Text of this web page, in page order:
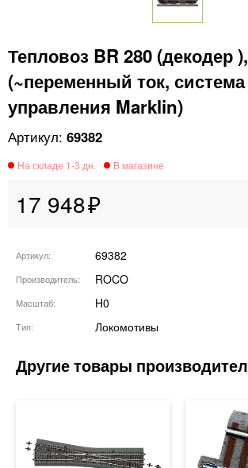
Тепловоз BR 280 (декодер ),
(~переменный ток, система
управления Marklin)
69382
17 948
Артикул 69382
Производитель ROCO
Масштаб H0
Тип Локомотивы